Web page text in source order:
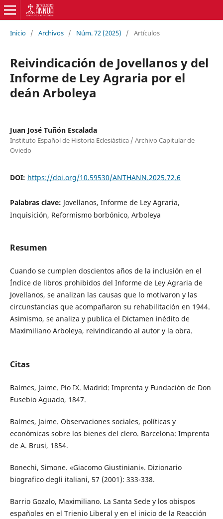
Inicio / Archivos / Núm. 72 (2025) / Artículos
Reivindicación de Jovellanos y del
Informe de Ley Agraria por el
deán Arboleya
Juan José Tuñón Escalada
Instituto Español de Historia Eclesiástica / Archivo Capitular de
Oviedo
DOI: https://doi.org/10.59530/ANTHANN.2025.72.6
Palabras clave: Jovellanos, Informe de Ley Agraria,
Inquisición, Reformismo borbónico, Arboleya
Resumen
Cuando se cumplen doscientos años de la inclusión en el
Índice de libros prohibidos del Informe de Ley Agraria de
Jovellanos, se analizan las causas que lo motivaron y las
circunstancias que acompañaron su rehabilitación en 1944.
Asimismo, se analiza y publica el Dictamen inédito de
Maximiliano Arboleya, reivindicando al autor y la obra.
Citas
Balmes, Jaime. Pío IX. Madrid: Imprenta y Fundación de Don
Eusebio Aguado, 1847.
Balmes, Jaime. Observaciones sociales, políticas y
económicas sobre los bienes del clero. Barcelona: Imprenta
de A. Brusi, 1854.
Bonechi, Simone. «Giacomo Giustiniani». Dizionario
biografico degli italiani, 57 (2001): 333-338.
Barrio Gozalo, Maximiliano. La Santa Sede y los obispos
españoles en el Trienio Liberal y en el inicio de la Reacción